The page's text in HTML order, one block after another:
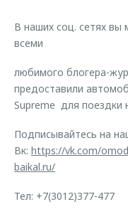
Кредитный
Одежда и сувениры
Оригинальные
Запчасти
Трейд-ин
O&J Автоклуб
Клуб владельцев
Приложение O&J
Одежда и сувениры
Оригинальные
В наших соц. сетях
всеми
любимого блогера-
предоставили
Supreme для поездки
Подписывайтесь на
Вк: https://vk.com/
baikal.ru/
Тел: +7(3012)377-477